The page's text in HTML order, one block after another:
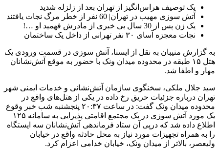
یک توصیف هراس‌انگیز از تهران بعد از زلزله شدید
آتش سوزی مهیب در تهران| 60 نفر از خطر مرگ نجات یافتند
یک زن پس از 30 سال بی خبری از مادرش فهمید او …!
نجات معجزه آسای ۳۰ نفر تهرانی از داخل یک ساختمان
به گزارش منیبان به نقل از ایسنا، آتش سوزی در قسمت ورودی یک
هتل ۱۵ طبقه در محدوده میدان ونک با حضور به موقع آتش‌نشانان
مهار و اطفا شد.
سید جلال ملکی، سخنگوی سازمان آتش‌نشانی و خدمات ایمنی شهر
تهران درباره جزئیات حریق رخ داده در یکی از هتل‌های واقع در
محدوده میدان ونک گفت: در ساعت ۲۰:۳۷ پنجشنبه شب خبر وقوع
یک مورد آتش سوزی در یک مجتمع اقامتی پذیرایی به سامانه ۱۲۵
اطلاع داده شد که درپی آن ستاد فرماندهی آتش‌نشانان سه ایستگاه
را به همراه تجهیزات مورد نیاز به محل حادثه واقع در خیابان
ولیعصر، بالاتر از میدان ونک، خیابان خدامی اعزام کرد.